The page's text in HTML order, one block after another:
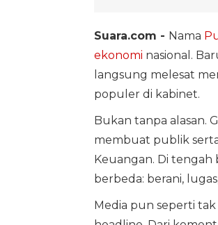
Suara.com - Nama
ekonomi nasional.
langsung melesat
populer di kabinet.
Bukan tanpa alasan.
membuat publik
Keuangan. Di tengah
berbeda: berani,
Media pun seperti